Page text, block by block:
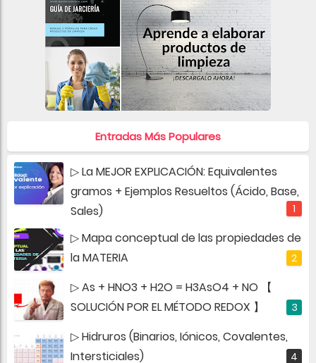
Entradas Más Populares
▷ La MEJOR EXPLICACIÓN: Equivalentes
gramos + Ejemplos Resueltos (Ácido, Base,
Sales)
▷ Mapa conceptual de las propiedades de
la MATERIA
▷ As + HNO3 + H2O = H3AsO4 + NO 【
SOLUCIÓN POR EL MÉTODO REDOX 】
▷ Hidruros (Binarios, Iónicos, Covalentes,
Intersticiales)